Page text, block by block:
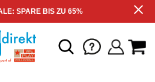
SPARE BIS ZU 65%